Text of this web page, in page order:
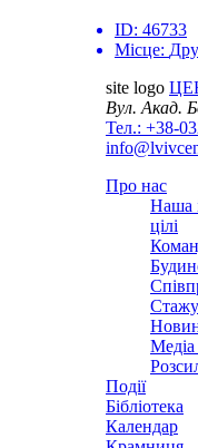
ID: 46733
Місце:
site logo
Вул. Акад.
Тел.: +38-
Про нас
Наша
цілі
Медіа
Події
Бібліотека
Календар